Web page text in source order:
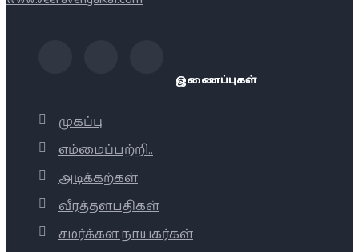
இணைப்புகள்
முகப்பு
எம்மைப்பற்றி..
அடிக்கற்கள்
வீரத்தளபதிகள்
சமர்க்கள நாயகர்கள்